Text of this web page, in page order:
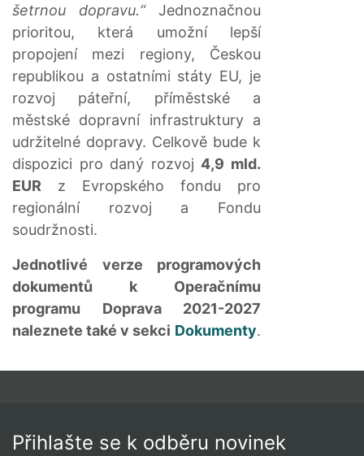
šetrnou dopravu.“Jednoznačnou
prioritou, která umožní lepší
propojení mezi regiony, Českou
republikou a ostatními státy EU, je
rozvoj páteřní, příměstské a
městské dopravní infrastruktury a
udržitelné dopravy. Celkově bude k
dispozici pro daný rozvoj 4,9 mld.
EUR z Evropského fondu pro
regionální rozvoj a Fondu
soudržnosti.
Jednotlivé verze programových
dokumentů k Operačnímu
programu Doprava 2021-2027
naleznete také v sekci Dokumenty.
Přihlašte se k odběru novinek